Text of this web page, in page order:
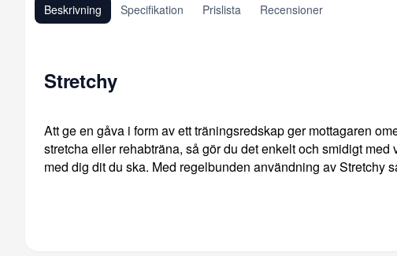
Beskrivning Specifikation Prislista Recensioner
Stretchy
Att ge en gåva i form av ett träningsredskap ger mottagaren
stretcha eller rehabträna, så gör du det enkelt och smidigt
med dig dit du ska. Med regelbunden användning av Stretchy